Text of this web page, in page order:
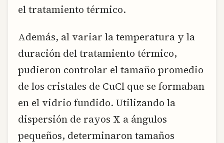
el tratamiento térmico.
Además, al variar la temperatura y la
duración del tratamiento térmico,
pudieron controlar el tamaño promedio
de los cristales de CuCl que se formaban
en el vidrio fundido. Utilizando la
dispersión de rayos X a ángulos
pequeños, determinaron tamaños